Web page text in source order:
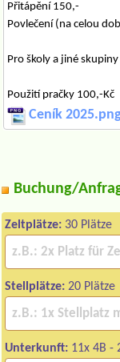
Přitápění 150,-
Povlečení (na celou
Pro školy a jiné
Použití pračky 100,-Kč
Ceník
Buchung/
Zeltplätze: 30 Plätze
Stellplätze: 20 Plätze
Unterkunft: 11x 4B -